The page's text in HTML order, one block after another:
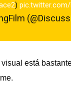
)
está